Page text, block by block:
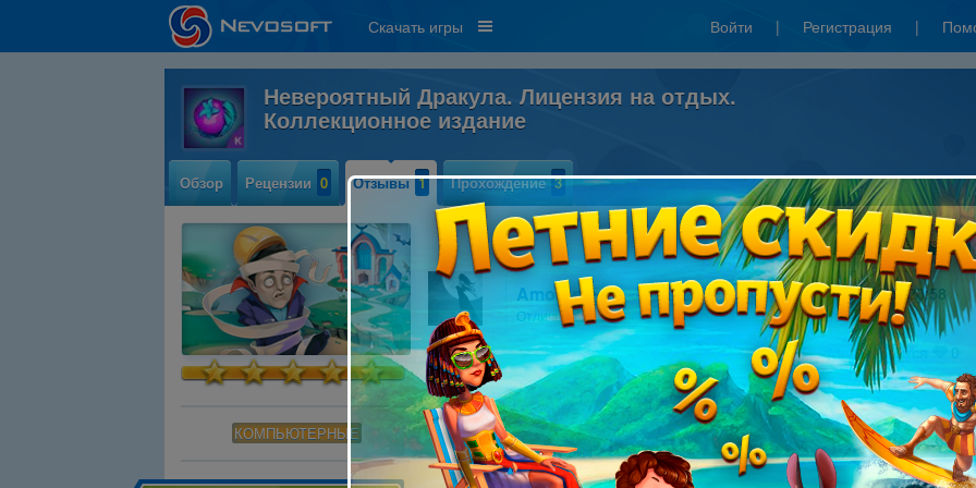
Скачать игры Войти | Регистрация |
Невероятный Дракула. Лицензия на отдых.
Коллекционное издание
Обзор Рецензии 0 Отзывы 1 Прохождение 3
КОМПЬЮТЕРНЫЕ
Написать отзыв
Amoranta 14.09.2025 20:58
Отличная игра! Очень затягивает. Спасибо разработчикам!
Мне нравится 0